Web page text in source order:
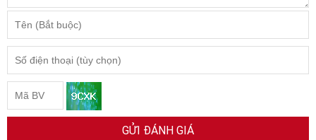
GỬI ĐÁNH GIÁ